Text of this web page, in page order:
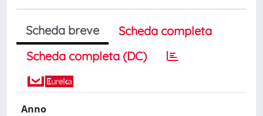
Scheda breve
Scheda completa
Scheda completa (DC)
Anno